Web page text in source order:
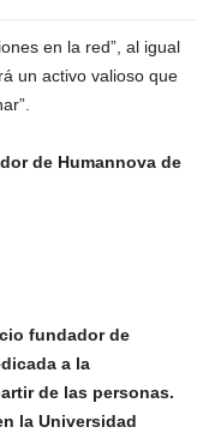
en la red”, al igual
un activo valioso que
de Humannova de
fundador de
a la
de las personas.
la Universidad